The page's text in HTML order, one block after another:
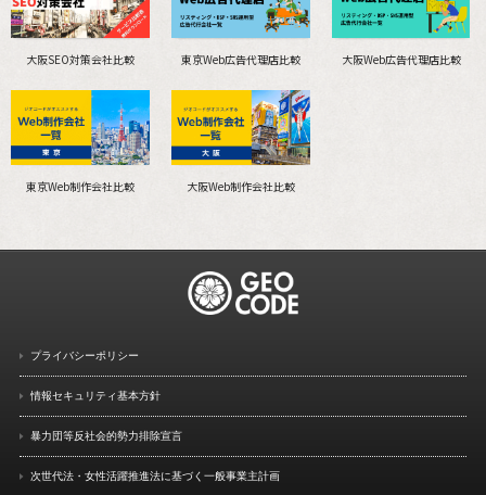
大阪SEO対策会社比較 東京Web広告代理店比較 大阪Web広告代理店比較
東京Web制作会社比較 大阪Web制作会社比較
プライバシーポリシー
情報セキュリティ基本方針
暴力団等反社会的勢力排除宣言
次世代法・女性活躍推進法に基づく一般事業主計画